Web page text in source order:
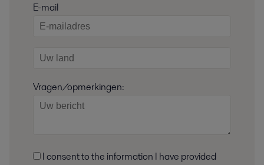
E-mail
Vragen/opmerkingen: